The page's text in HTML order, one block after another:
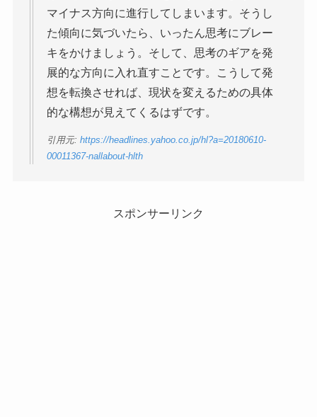
マイナス方向に進行してしまいます。そうし
た傾向に気づいたら、いったん思考にブレー
キをかけましょう。そして、思考のギアを発
展的な方向に入れ直すことです。こうして発
想を転換させれば、現状を変えるための具体
的な構想が見えてくるはずです。
引用元: https://headlines.yahoo.co.jp/hl?a=20180610-
00011367-nallabout-hlth
スポンサーリンク